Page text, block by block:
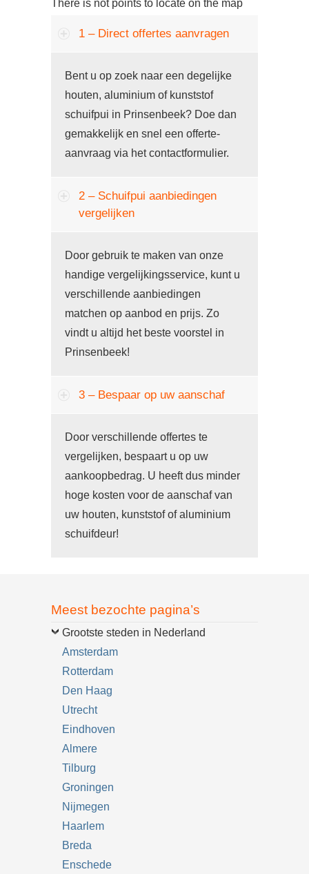
There is not points to locate on the map
1 – Direct offertes aanvragen
Bent u op zoek naar een degelijke
houten, aluminium of kunststof
schuifpui in Prinsenbeek? Doe dan
gemakkelijk en snel een offerte-
aanvraag via het contactformulier.
2 – Schuifpui aanbiedingen
vergelijken
Door gebruik te maken van onze
handige vergelijkingsservice, kunt u
verschillende aanbiedingen
matchen op aanbod en prijs. Zo
vindt u altijd het beste voorstel in
Prinsenbeek!
3 – Bespaar op uw aanschaf
Door verschillende offertes te
vergelijken, bespaart u op uw
aankoopbedrag. U heeft dus minder
hoge kosten voor de aanschaf van
uw houten, kunststof of aluminium
schuifdeur!
Meest bezochte pagina’s
Grootste steden in Nederland
Amsterdam
Rotterdam
Den Haag
Utrecht
Eindhoven
Almere
Tilburg
Groningen
Nijmegen
Haarlem
Breda
Enschede